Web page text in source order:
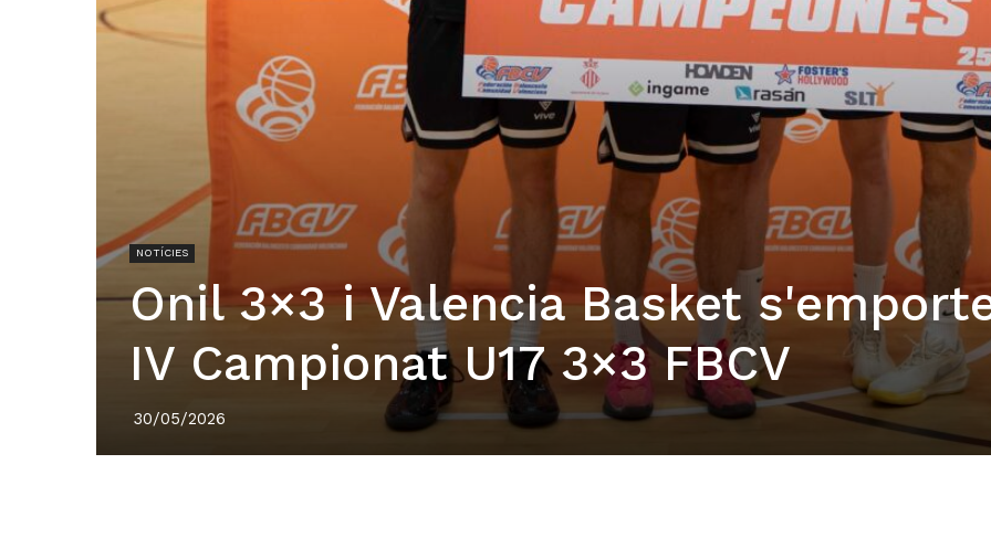
NOTÍCIES
Onil 3×3 i Valencia Basket
IV Campionat U17 3×3 FBCV
30/05/2026